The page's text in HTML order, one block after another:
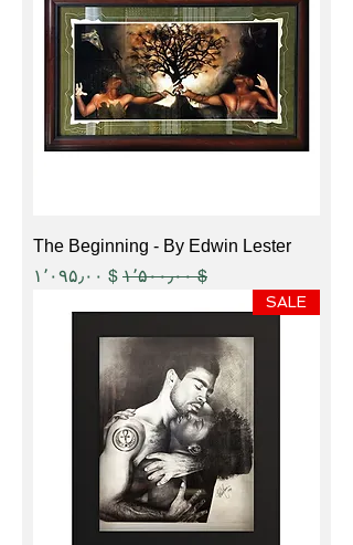
The Beginning - By Edwin Lester
Regular Price
$ ۱٬۵۰۰٫۰۰ Sale Price
$ ۱٬۰۹۵٫۰۰
SALE